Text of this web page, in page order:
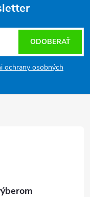
ochrany osobných
ODOBERAŤ